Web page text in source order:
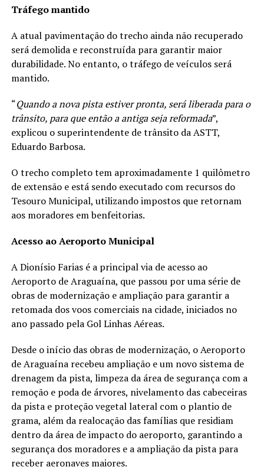
Tráfego mantido
A atual pavimentação do trecho ainda não recuperado
será demolida e reconstruída para garantir maior
durabilidade. No entanto, o tráfego de veículos será
mantido.
“Quando a nova pista estiver pronta, será liberada para o
trânsito, para que então a antiga seja reformada”,
explicou o superintendente de trânsito da ASTT,
Eduardo Barbosa.
O trecho completo tem aproximadamente 1 quilômetro
de extensão e está sendo executado com recursos do
Tesouro Municipal, utilizando impostos que retornam
aos moradores em benfeitorias.
Acesso ao Aeroporto Municipal
A Dionísio Farias é a principal via de acesso ao
Aeroporto de Araguaína, que passou por uma série de
obras de modernização e ampliação para garantir a
retomada dos voos comerciais na cidade, iniciados no
ano passado pela Gol Linhas Aéreas.
Desde o início das obras de modernização, o Aeroporto
de Araguaína recebeu ampliação e um novo sistema de
drenagem da pista, limpeza da área de segurança com a
remoção e poda de árvores, nivelamento das cabeceiras
da pista e proteção vegetal lateral com o plantio de
grama, além da realocação das famílias que residiam
dentro da área de impacto do aeroporto, garantindo a
segurança dos moradores e a ampliação da pista para
receber aeronaves maiores.